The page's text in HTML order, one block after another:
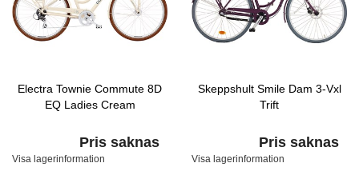
Electra Townie Commute 8D
EQ Ladies Cream
Pris saknas
Visa lagerinformation
Skeppshult Smile Dam 3-Vxl
Trift
Pris saknas
Visa lagerinformation